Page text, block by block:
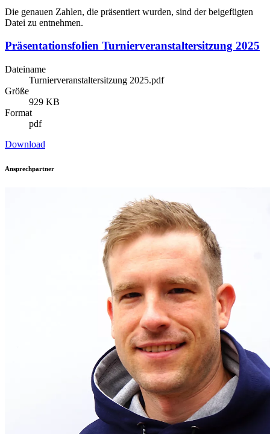
Die genauen Zahlen, die präsentiert wurden, sind der beigefügten
Datei zu entnehmen.
Präsentationsfolien Turnierveranstaltersitzung 2025
Dateiname
Turnierveranstaltersitzung 2025.pdf
Größe
929 KB
Format
pdf
Download
Ansprechpartner